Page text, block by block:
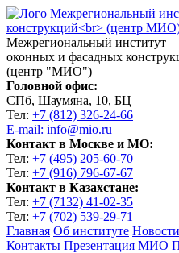
Межрегиональный институт
оконных и фасадных
(центр "МИО")
Головной офис:
СПб, Шаумяна, 10, БЦ
Тел: +7 (812) 326-24-66
E-mail: info@mio.ru
Контакт в Москве и МО:
Тел: +7 (495) 205-60-70
Тел: +7 (916) 796-67-67
Контакт в Казахстане:
Тел: +7 (7132) 41-02-35
Тел: +7 (702) 539-29-71
Главная Об институте Новости
Контакты Презентация МИО